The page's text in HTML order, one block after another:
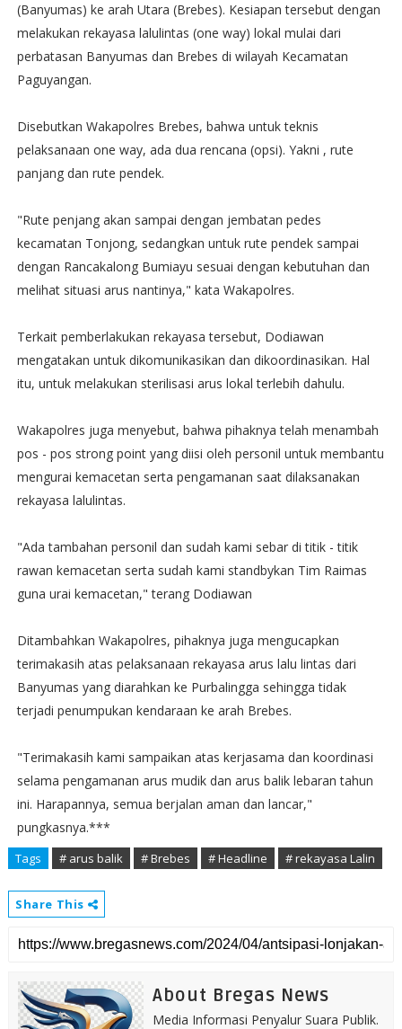
(Banyumas) ke arah Utara (Brebes). Kesiapan tersebut dengan
melakukan rekayasa lalulintas (one way) lokal mulai dari
perbatasan Banyumas dan Brebes di wilayah Kecamatan
Paguyangan.
Disebutkan Wakapolres Brebes, bahwa untuk teknis
pelaksanaan one way, ada dua rencana (opsi). Yakni , rute
panjang dan rute pendek.
"Rute penjang akan sampai dengan jembatan pedes
kecamatan Tonjong, sedangkan untuk rute pendek sampai
dengan Rancakalong Bumiayu sesuai dengan kebutuhan dan
melihat situasi arus nantinya," kata Wakapolres.
Terkait pemberlakukan rekayasa tersebut, Dodiawan
mengatakan untuk dikomunikasikan dan dikoordinasikan. Hal
itu, untuk melakukan sterilisasi arus lokal terlebih dahulu.
Wakapolres juga menyebut, bahwa pihaknya telah menambah
pos - pos strong point yang diisi oleh personil untuk membantu
mengurai kemacetan serta pengamanan saat dilaksanakan
rekayasa lalulintas.
"Ada tambahan personil dan sudah kami sebar di titik - titik
rawan kemacetan serta sudah kami standbykan Tim Raimas
guna urai kemacetan," terang Dodiawan
Ditambahkan Wakapolres, pihaknya juga mengucapkan
terimakasih atas pelaksanaan rekayasa arus lalu lintas dari
Banyumas yang diarahkan ke Purbalingga sehingga tidak
terjadi penumpukan kendaraan ke arah Brebes.
"Terimakasih kami sampaikan atas kerjasama dan koordinasi
selama pengamanan arus mudik dan arus balik lebaran tahun
ini. Harapannya, semua berjalan aman dan lancar,"
pungkasnya.***
Tags # arus balik # Brebes # Headline # rekayasa Lalin
Share This
About Bregas News
Media Informasi Penyalur Suara Publik.